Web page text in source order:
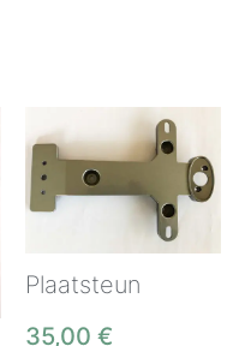
Plaatsteun
35,00 €